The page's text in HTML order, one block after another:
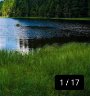
1 / 17
1 / 17